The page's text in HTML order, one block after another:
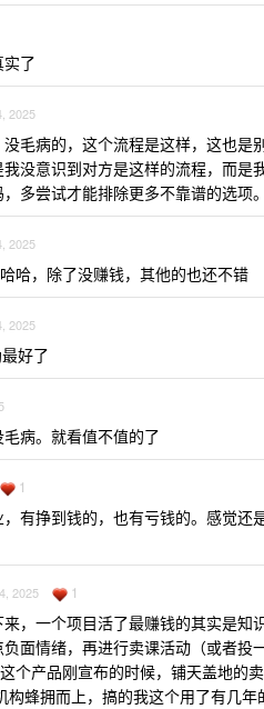
了
2025
毛病的，这个流程是这样，这也
没意识到对方是这样的流程，而
多尝试才能排除更多不靠谱的选项
2025
哈，除了没赚钱，其他的也还不错
2025
好了
病。就看值不值的了
1
有挣到钱的，也有亏钱的。感觉
2025 1
，一个项目活了最赚钱的其实是
面情绪，再进行卖课活动（或者投
个产品刚宣布的时候，铺天盖地的
构蜂拥而上，搞的我这个用了有几